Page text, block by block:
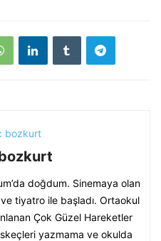
doğdum. Sinemaya olan
tiyatro ile başladı. Ortaokul
Çok Güzel Hareketler
yazmama ve okulda